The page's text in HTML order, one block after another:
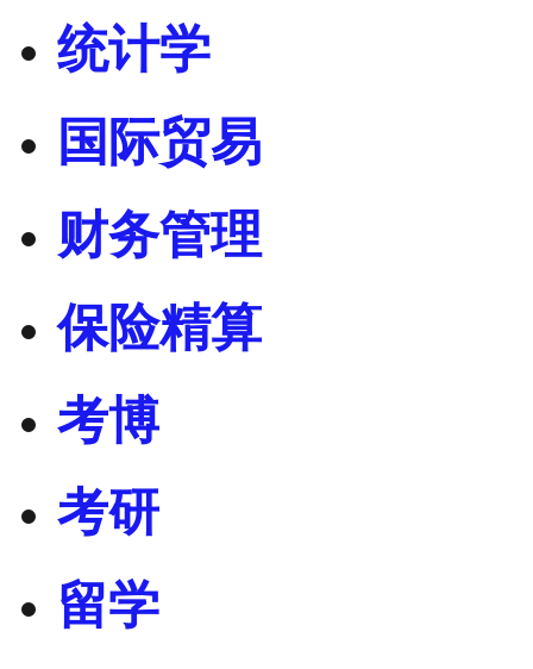
统计学
国际贸易
财务管理
保险精算
考博
考研
留学